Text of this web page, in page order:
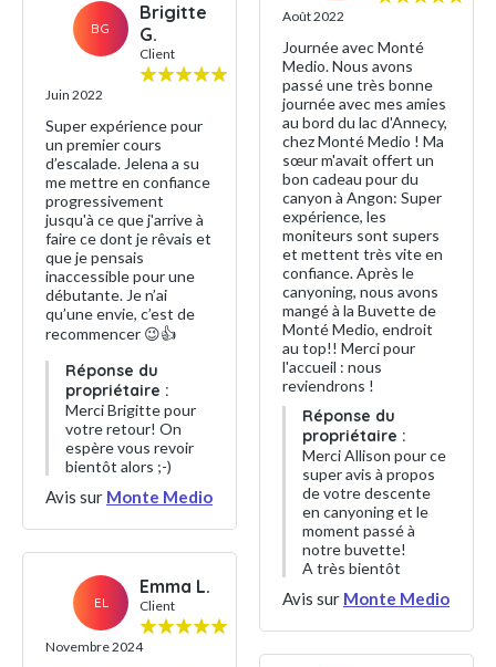
BG
Brigitte
G.
Client
Juin 2022
Super expérience pour
un premier cours
d’escalade. Jelena a su
me mettre en confiance
progressivement
jusqu'à ce que j'arrive à
faire ce dont je rêvais et
que je pensais
inaccessible pour une
débutante. Je n’ai
qu’une envie, c’est de
recommencer 😉👍
Réponse du
propriétaire :
Merci Brigitte pour
votre retour! On
espère vous revoir
bientôt alors ;-)
Avis sur Monte Medio
EL
Emma L.
Client
Novembre 2024
Août 2022
Journée avec Monté
Medio. Nous avons
passé une très bonne
journée avec mes amies
au bord du lac d'Annecy,
chez Monté Medio ! Ma
sœur m'avait offert un
bon cadeau pour du
canyon à Angon: Super
expérience, les
moniteurs sont supers
et mettent très vite en
confiance. Après le
canyoning, nous avons
mangé à la Buvette de
Monté Medio, endroit
au top!! Merci pour
l'accueil : nous
reviendrons !
Réponse du
propriétaire :
Merci Allison pour ce
super avis à propos
de votre descente
en canyoning et le
moment passé à
notre buvette!
A très bientôt
Avis sur Monte Medio